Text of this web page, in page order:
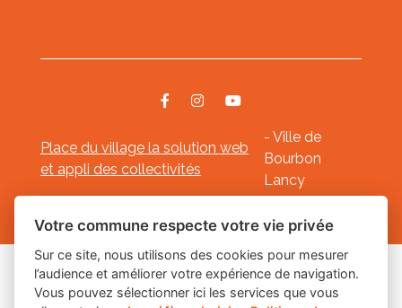
Place du village la solution web
et appli des collectivités
- Ville de
Bourbon
Lancy
Mentions légales-- Gestion des cookies
Les labels
Votre commune respecte votre vie privée
Sur ce site, nous utilisons des cookies pour mesurer
l’audience et améliorer votre expérience de navigation.
Vous pouvez sélectionner ici les services que vous